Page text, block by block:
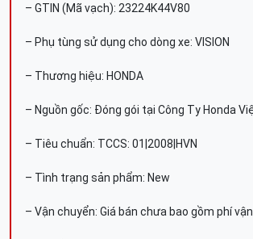
– GTIN (Mã vạch): 23224K44V80
– Phụ tùng sử dụng cho dòng xe: VISION
– Thương hiệu: HONDA
– Nguồn gốc: Đóng gói tại Công Ty Honda
– Tiêu chuẩn: TCCS: 01|2008|HVN
– Tình trạng sản phẩm: New
– Vận chuyển: Giá bán chưa bao gồm phí